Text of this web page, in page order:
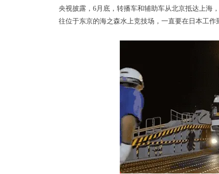
央视披露，6月底，转播车和辅助车从北京抵达上海
往位于东京的海之森水上竞技场，一直要在日本工作